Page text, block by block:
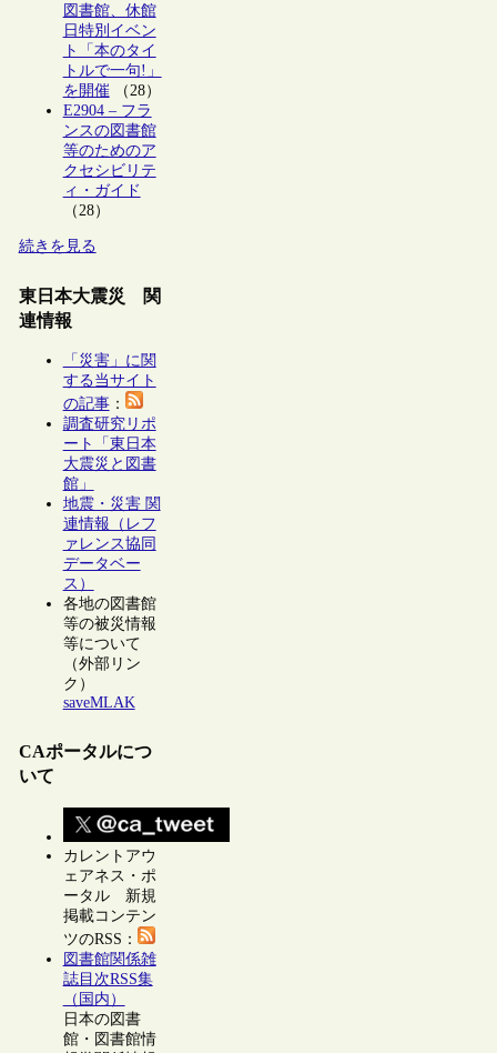
図書館、休館
日特別イベン
ト「本のタイ
トルで一句!」
を開催（28）
E2904 – フラ
ンスの図書館
等のためのア
クセシビリテ
ィ・ガイド
（28）
続きを見る
東日本大震災 関
連情報
「災害」に関
する当サイト
の記事：
調査研究リポ
ート「東日本
大震災と図書
館」
地震・災害 関
連情報（レフ
ァレンス協同
データベー
ス）
各地の図書館
等の被災情報
等について
（外部リン
ク）
saveMLAK
CAポータルにつ
いて
カレントアウ
ェアネス・ポ
ータル 新規
掲載コンテン
ツのRSS：
図書館関係雑
誌目次RSS集
（国内）
日本の図書
館・図書館情